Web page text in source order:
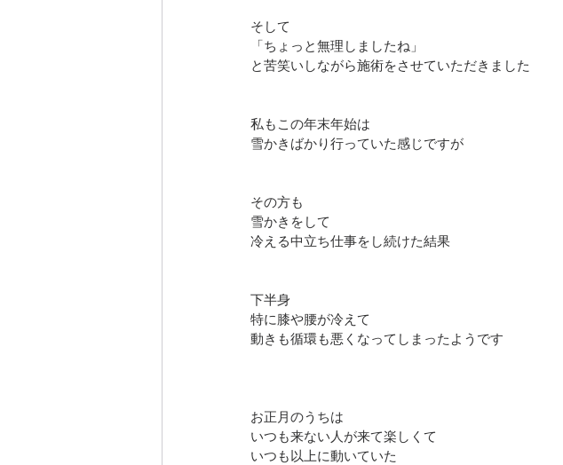
そして
「ちょっと無理しましたね」
と苦笑いしながら施術をさせていただきました
私もこの年末年始は
雪かきばかり行っていた感じですが
その方も
雪かきをして
冷える中立ち仕事をし続けた結果
下半身
特に膝や腰が冷えて
動きも循環も悪くなってしまったようです
お正月のうちは
いつも来ない人が来て楽しくて
いつも以上に動いていた